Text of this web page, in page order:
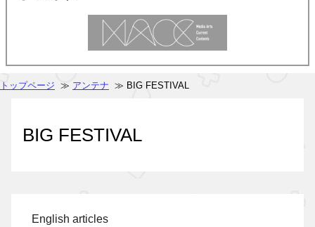
トップページ ≫ アンテナ ≫ BIG FESTIVAL
BIG FESTIVAL
English articles